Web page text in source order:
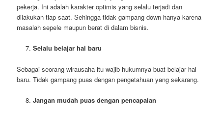
pekerja. Ini adalah karakter optimis yang selalu terjadi dan
dilakukan tiap saat. Sehingga tidak gampang down hanya karena
masalah sepele maupun berat di dalam bisnis.
Selalu belajar hal baru
Sebagai seorang wirausaha itu wajib hukumnya buat belajar hal
baru. Tidak gampang puas dengan pengetahuan yang sekarang.
Jangan mudah puas dengan pencapaian